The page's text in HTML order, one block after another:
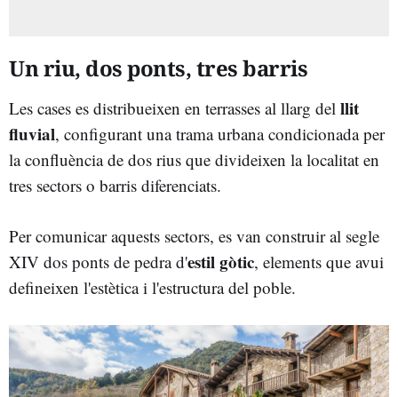
Un riu, dos ponts, tres barris
Les cases es distribueixen en terrasses al llarg del llit
fluvial, configurant una trama urbana condicionada per
la confluència de dos rius que divideixen la localitat en
tres sectors o barris diferenciats.
Per comunicar aquests sectors, es van construir al segle
XIV dos ponts de pedra d'estil gòtic, elements que avui
defineixen l'estètica i l'estructura del poble.